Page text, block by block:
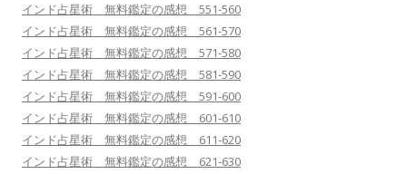
インド占星術 無料鑑定の感想 551-560
インド占星術 無料鑑定の感想 561-570
インド占星術 無料鑑定の感想 571-580
インド占星術 無料鑑定の感想 581-590
インド占星術 無料鑑定の感想 591-600
インド占星術 無料鑑定の感想 601-610
インド占星術 無料鑑定の感想 611-620
インド占星術 無料鑑定の感想 621-630